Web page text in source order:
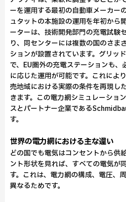
ーを運用する最初の自動車メーカー
ュタットの本施設の運用を年初から
ーターは、技術開発部門の充電試験
り、同センターには複数の国のさま
ションが設置されています。グリッ
で、EU圏外の充電ステーションも
に応じた運用が可能です。これによ
売地域における実際の条件を再現し
きます。この電力網シミュレーショ
スとパートナー企業である
す。
世界の電力網における主な違い
どの国でも電気はコンセントから供
ント形状を見れば、すべての電気が
す。これは、電力網の構成、電圧、
異なるためです。